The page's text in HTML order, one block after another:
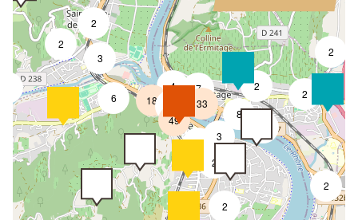
2
2
2
2
2
2
2
8
2
3
6
4
18
7
2
3
49
33